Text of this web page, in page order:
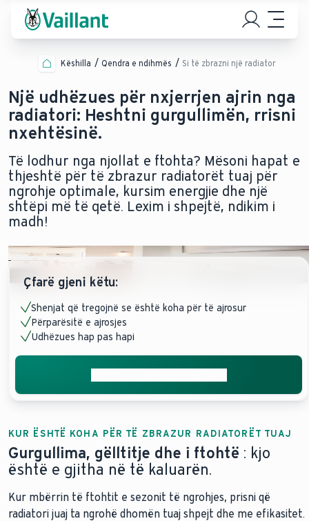
Këshilla Qendra e ndihmës Si të zbrazni një radiator
Një udhëzues për nxjerrjen ajrin nga
radiatori: Heshtni gurgullimën, rrisni
nxehtësinë.
Të lodhur nga njollat e ftohta? Mësoni hapat e
thjeshtë për të zbrazur radiatorët tuaj për
ngrohje optimale, kursim energjie dhe një
shtëpi më të qetë. Lexim i shpejtë, ndikim i
madh!
Çfarë gjeni këtu:
Shenjat që tregojnë se është koha për të ajrosur
Përparësitë e ajrosjes
Udhëzues hap pas hapi
KUR ËSHTË KOHA PËR TË ZBRAZUR RADIATORËT TUAJ
Gurgullima, gëlltitje dhe i ftohtë : kjo
është e gjitha në të kaluarën.
Kur mbërrin të ftohtit e sezonit të ngrohjes, prisni që
radiatori juaj ta ngrohë dhomën tuaj shpejt dhe me efikasitet.